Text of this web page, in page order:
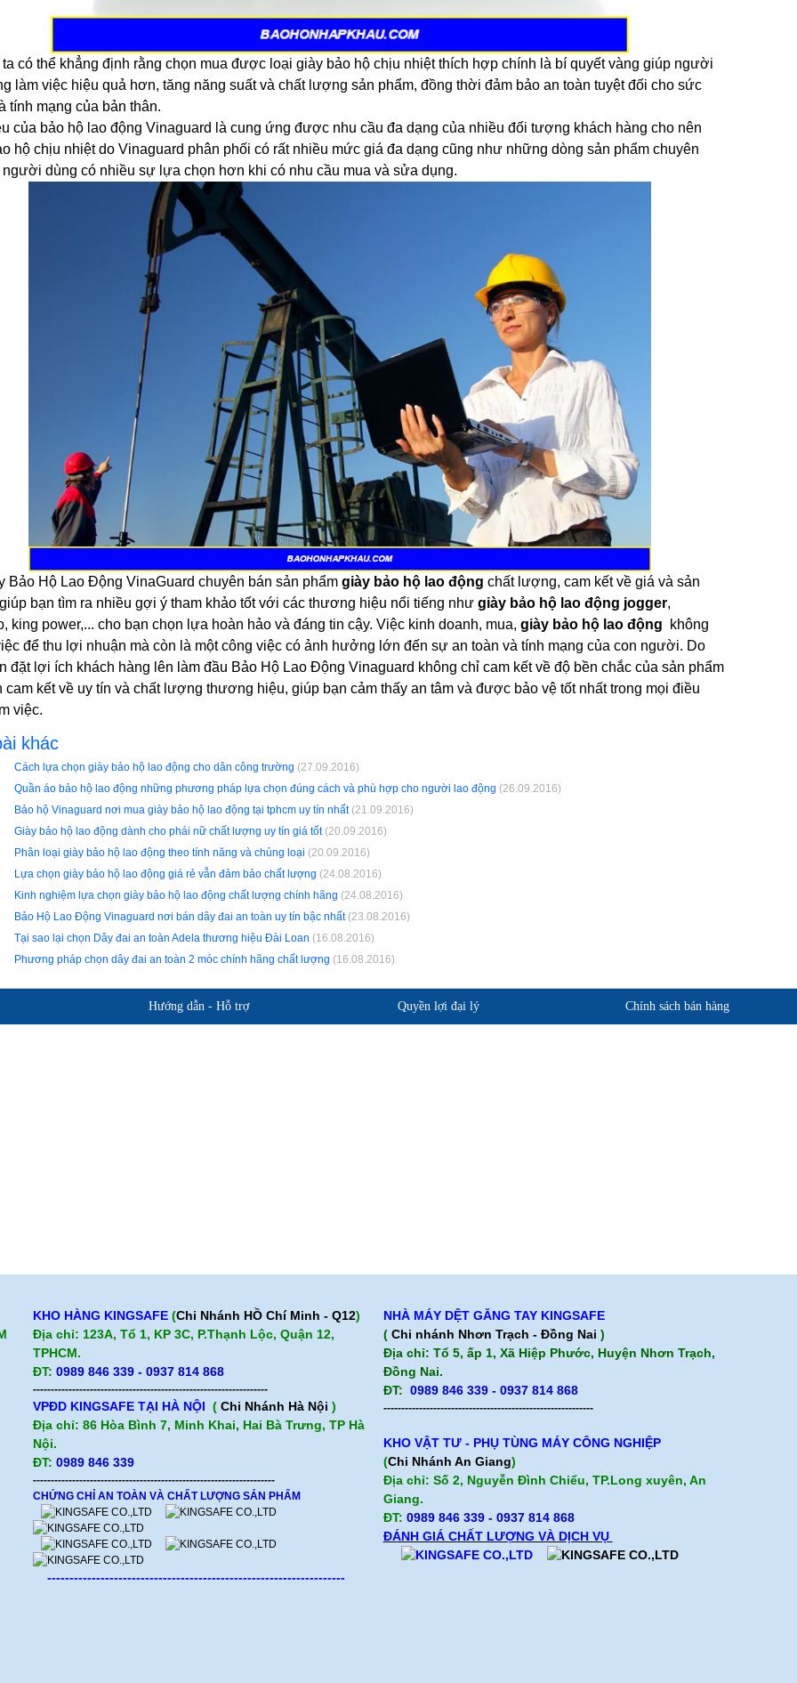
có thể khẳng định rằng chọn mua được loại giày bảo hộ chịu nhiệt thích hợp chính là bí quyết vàng giúp người
làm việc hiệu quả hơn, tăng năng suất và chất lượng sản phẩm, đồng thời đảm bảo an toàn tuyệt đối cho sức
tính mạng của bản thân.
của bảo hộ lao động Vinaguard là cung ứng được nhu cầu đa dạng của nhiều đối tượng khách hàng cho nên
hộ chịu nhiệt do Vinaguard phân phối có rất nhiều mức giá đa dạng cũng như những dòng sản phẩm chuyên
người dùng có nhiều sự lựa chọn hơn khi có nhu cầu mua và sửa dụng.
Bảo Hộ Lao Động VinaGuard chuyên bán sản phẩm giày bảo hộ lao động chất lượng, cam kết về giá và sản
bạn tìm ra nhiều gợi ý tham khảo tốt với các thương hiệu nổi tiếng như giày bảo hộ lao động jogger,
king power,... cho bạn chọn lựa hoàn hảo và đáng tin cậy. Việc kinh doanh, mua, giày bảo hộ lao động
không
để thu lợi nhuận mà còn là một công việc có ảnh hưởng lớn đến sự an toàn và tính mạng của con người. Do
đặt lợi ích khách hàng lên làm đầu Bảo Hộ Lao Động Vinaguard không chỉ cam kết về độ bền chắc của sản phẩm
cam kết về uy tín và chất lượng thương hiệu, giúp bạn cảm thấy an tâm và được bảo vệ tốt nhất trong mọi điều
việc.
khác
Cách lựa chọn giày bảo hộ lao động cho dân công trường (27.09.2016)
Quần áo bảo hộ lao động những phương pháp lựa chọn đúng cách và phù hợp cho người lao động (26.09.2016)
Bảo hộ Vinaguard nơi mua giày bảo hộ lao động tại tphcm uy tín nhất(21.09.2016)
Giày bảo hộ lao động dành cho phái nữ chất lượng uy tín giá tốt(20.09.2016)
Phân loại giày bảo hộ lao động theo tính năng và chủng loại (20.09.2016)
Lựa chọn giày bảo hộ lao động giá rẻ vẫn đảm bảo chất lượng (24.08.2016)
Kinh nghiệm lựa chọn giày bảo hộ lao động chất lượng chính hãng (24.08.2016)
Bảo Hộ Lao Động Vinaguard nơi bán dây đai an toàn uy tín bậc nhất(23.08.2016)
Tại sao lại chọn Dây đai an toàn Adela thương hiệu Đài Loan (16.08.2016)
Phương pháp chọn dây đai an toàn 2 móc chính hãng chất lượng (16.08.2016)
Hướng dẫn - Hỗ trợ Quyền lợi đại lý Chính sách bán hàng
KHO HÀNG KINGSAFE(Chi Nhánh HỒ Chí Minh - Q12)
Địa chỉ: 123A, Tổ 1, KP 3C, P.Thạnh Lộc, Quận 12,
TPHCM.
ĐT:0989 846 339 - 0937 814 868
------------------------------------------------------------------
VPĐD KINGSAFE TẠI HÀ NỘI (Chi Nhánh Hà Nội)
Địa chỉ: 86 Hòa Bình 7, Minh Khai, Hai Bà Trưng, TP Hà
Nội.
ĐT:0989 846 339
--------------------------------------------------------------------
CHỨNG CHỈ AN TOÀN VÀ CHẤT LƯỢNG SẢN PHẨM
-------------------------------------------------------------------
NHÀ MÁY DỆT GĂNG TAY KINGSAFE
( Chi nhánh Nhơn Trạch - Đồng Nai )
Địa chỉ: Tổ 5, ấp 1, Xã Hiệp Phước, Huyện Nhơn Trạch,
Đồng Nai.
ĐT: 0989 846 339 - 0937 814 868
-----------------------------------------------------------
KHO VẬT TƯ - PHỤ TÙNG MÁY CÔNG NGHIỆP
(Chi Nhánh An Giang)
Địa chỉ: Số 2, Nguyễn Đình Chiểu, TP.Long xuyên, An
Giang.
ĐT: 0989 846 339 - 0937 814 868
ĐÁNH GIÁ CHẤT LƯỢNG VÀ DỊCH VỤ